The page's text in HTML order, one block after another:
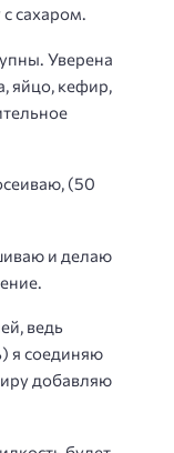
сахаром.
Уверена
яйцо, кефир,
(50
и делаю
ведь
я соединяю
добавляю